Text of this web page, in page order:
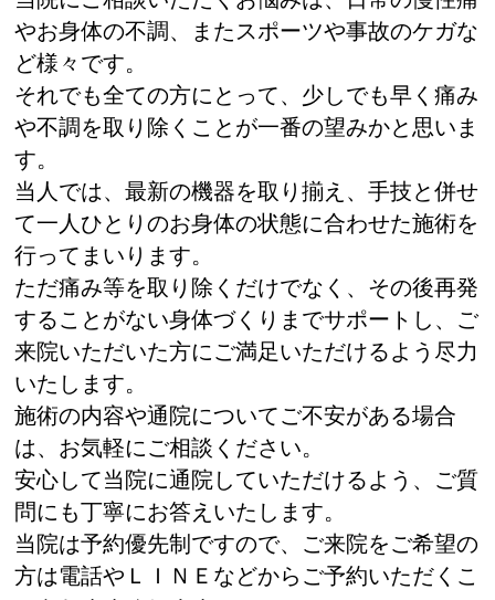
やお身体の不調、またスポーツや事故のケガな
ど様々です。
それでも全ての方にとって、少しでも早く痛み
や不調を取り除くことが一番の望みかと思いま
す。
当人では、最新の機器を取り揃え、手技と併せ
て一人ひとりのお身体の状態に合わせた施術を
行ってまいります。
ただ痛み等を取り除くだけでなく、その後再発
することがない身体づくりまでサポートし、ご
来院いただいた方にご満足いただけるよう尽力
いたします。
施術の内容や通院についてご不安がある場合
は、お気軽にご相談ください。
安心して当院に通院していただけるよう、ご質
問にも丁寧にお答えいたします。
当院は予約優先制ですので、ご来院をご希望の
方は電話やＬＩＮＥなどからご予約いただくこ